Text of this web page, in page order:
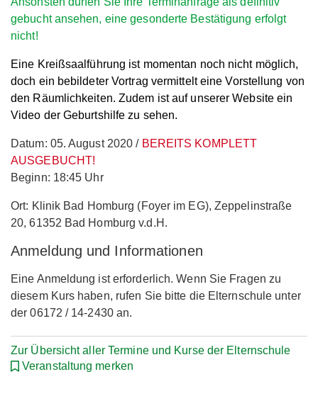
gebucht ansehen, eine gesonderte Bestätigung erfolgt
nicht!
Eine Kreißsaalführung ist momentan noch nicht möglich,
doch ein bebildeter Vortrag vermittelt eine Vorstellung von
den Räumlichkeiten. Zudem ist auf unserer Website ein
Video der Geburtshilfe zu sehen.
Datum: 05. August 2020 / BEREITS KOMPLETT
AUSGEBUCHT!
Beginn: 18:45 Uhr
Ort: Klinik Bad Homburg (Foyer im EG), Zeppelinstraße
20, 61352 Bad Homburg v.d.H.
Anmeldung und Informationen
Eine Anmeldung ist erforderlich. Wenn Sie Fragen zu
diesem Kurs haben, rufen Sie bitte die Elternschule unter
der 06172 / 14-2430 an.
Zur Übersicht aller Termine und Kurse der Elternschule
Veranstaltung merken